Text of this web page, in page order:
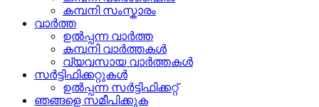
കമ്പനി സംസ്കാരം
വാർത്ത
ഉൽപ്പന്ന വാർത്ത
കമ്പനി വാർത്തകൾ
വ്യവസായ വാർത്തകൾ
സർട്ടിഫിക്കറ്റുകൾ
ഉൽപ്പന്ന സർട്ടിഫിക്കറ്റ്
ഞങ്ങളെ സമീപിക്കുക